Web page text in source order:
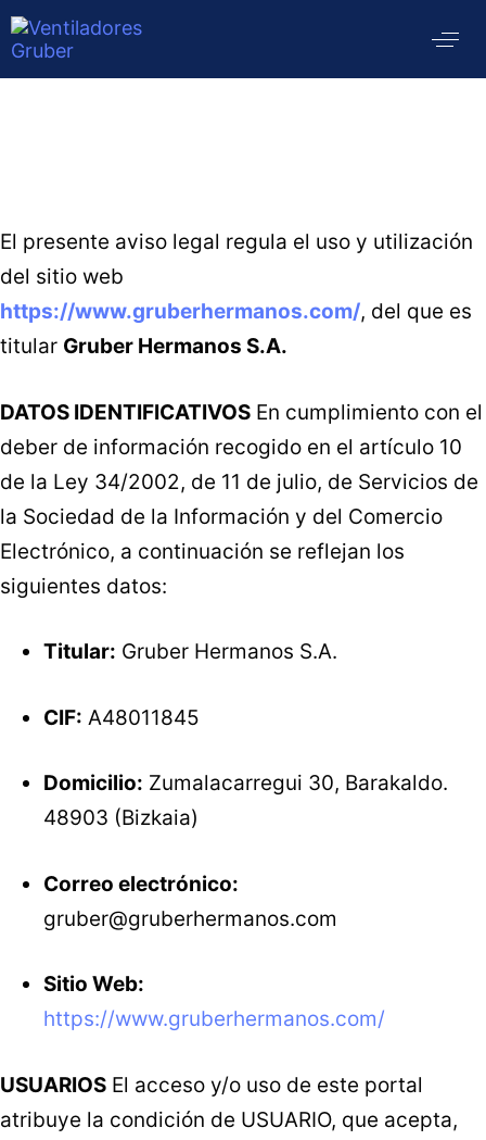
El presente aviso legal regula el uso y utilización
del sitio web
https://www.gruberhermanos.com/, del que es
titular Gruber Hermanos S.A.
DATOS IDENTIFICATIVOS En cumplimiento con el
deber de información recogido en el artículo 10
de la Ley 34/2002, de 11 de julio, de Servicios de
la Sociedad de la Información y del Comercio
Electrónico, a continuación se reflejan los
siguientes datos:
Titular: Gruber Hermanos S.A.
CIF: A48011845
Domicilio: Zumalacarregui 30, Barakaldo.
48903 (Bizkaia)
Correo electrónico:
gruber@gruberhermanos.com
Sitio Web:
https://www.gruberhermanos.com/
USUARIOS El acceso y/o uso de este portal
atribuye la condición de USUARIO, que acepta,